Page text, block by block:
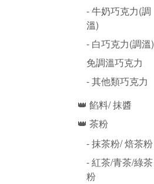
- 牛奶巧克力(調
溫)
- 白巧克力(調溫)
免調溫巧克力
- 其他類巧克力
👑 餡料/ 抹醬
👑 茶粉
- 抹茶粉/ 焙茶粉
- 紅茶/青茶/綠茶
粉